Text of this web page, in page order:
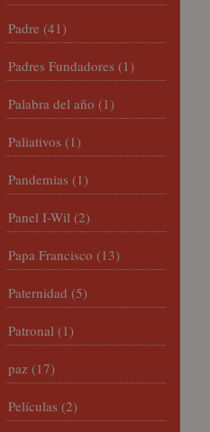
Padre (41)
Padres Fundadores (1)
Palabra del año (1)
Paliativos (1)
Pandemias (1)
Panel I-Wil (2)
Papa Francisco (13)
Paternidad (5)
Patronal (1)
paz (17)
Películas (2)